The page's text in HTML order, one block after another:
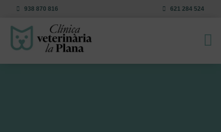
938 870 816 621 284 524